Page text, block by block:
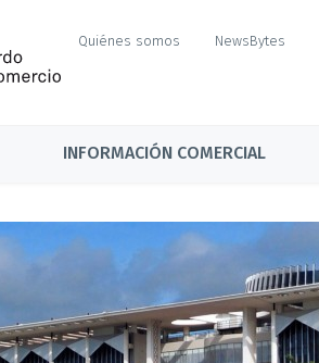
Quiénes somos NewsBytes
INFORMACIÓN COMERCIAL